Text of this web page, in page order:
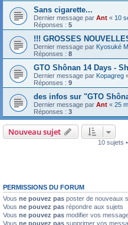
Sans cigarette...
Dernier message par Ant « 10
Réponses : 5
!!! GROSSES
Dernier message par Kyosuké
Réponses : 8
GTO Shônan 14 Days -
Dernier message par Kopagreg
Réponses : 9
des infos sur "GTO
Dernier message par Ant « 25
Réponses : 3
Nouveau sujet
10 sujets
PERMISSIONS DU FORUM
Vous ne pouvez pas poster de nouveaux
Vous ne pouvez pas répondre aux sujets
Vous ne pouvez pas modifier vos
Vous ne pouvez pas supprimer vos